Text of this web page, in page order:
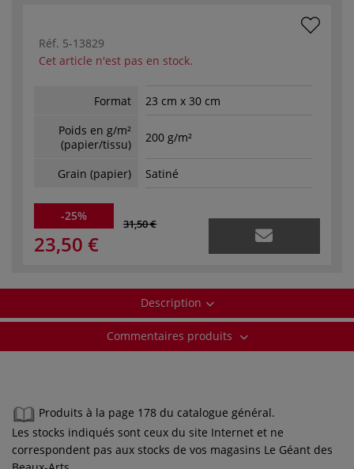
Réf. 5-13829
Cet article n'est pas en stock.
Format
23 cm x 30 cm
Poids en g/m²
(papier/tissu)
200 g/m²
Grain (papier) Satiné
-25%
31,50 €
23,50 €
Description
Commentaires produits
Produits à la page 178 du catalogue général.
Les stocks indiqués sont ceux du site Internet et ne
correspondent pas aux stocks de vos magasins Le Géant des